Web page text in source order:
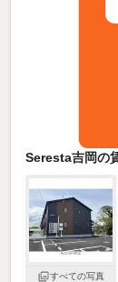
Seresta吉岡の
すべての写真